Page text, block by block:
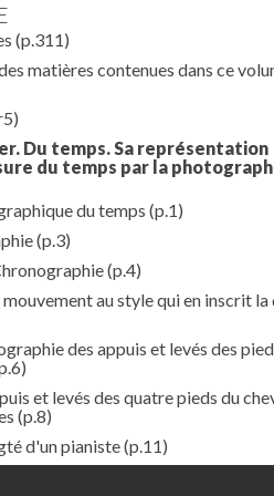
(p.311)
matières contenues dans ce
Du temps. Sa représentation
du temps par la
du temps (p.1)
(p.3)
(p.4)
au style qui en inscrit la
des appuis et levés des
et levés des quatre pieds du
(p.8)
d'un pianiste(p.11)